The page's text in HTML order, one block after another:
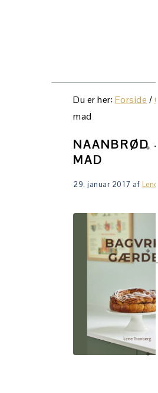
Du er her:Forside /
mad
NAANBRØD
MAD
29. januar 2017 af